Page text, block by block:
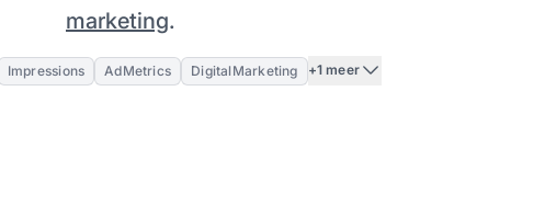
marketing.
Impressions AdMetrics DigitalMarketing +1 meer